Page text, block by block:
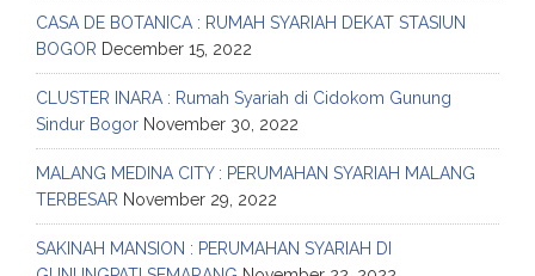
CASA DE BOTANICA : RUMAH SYARIAH DEKAT STASIUN
BOGOR December 15, 2022
CLUSTER INARA : Rumah Syariah di Cidokom Gunung
Sindur Bogor November 30, 2022
MALANG MEDINA CITY : PERUMAHAN SYARIAH MALANG
TERBESAR November 29, 2022
SAKINAH MANSION : PERUMAHAN SYARIAH DI